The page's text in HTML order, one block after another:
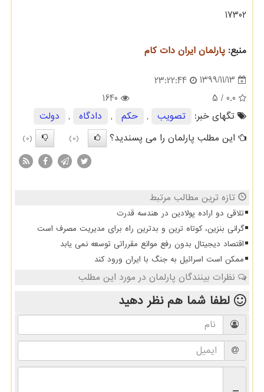
17302
منبع: پارلمان ایران دات كام
1399/11/13
23:22:44
0.0
/ 5
1640
تگهای خبر:
تصویب , حكم , دادگاه ,
دولت
این مطلب پارلمان را می پسندید؟
(0)
(0)
تازه ترین مطالب مرتبط
تلاقی دو اراده پولادین در هندسه قدرت
گرانی بنزین، کوتاه ترین و بدترین راه برای مدیریت مصرف است
اقتصاد دیجیتال بدون رفع موانع مقرراتی توسعه نمی یابد
ممکن است اسرائیل به جنگ با ایران ورود کند
نظرات بینندگان پارلمان در مورد این مطلب
لطفا شما همنظر دهید